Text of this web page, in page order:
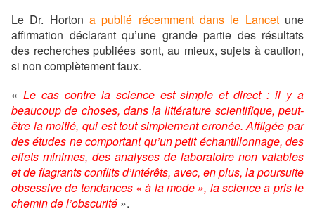
Le Dr. Horton a publié récemment dans le Lancetune
affirmation déclarant qu’une grande partie des résultats
des recherches publiées sont, au mieux, sujets à caution,
si non complètement faux.
« Le cas contre la science est simple et direct : il y a
beaucoup de choses, dans la littérature scientifique, peut-
être la moitié, qui est tout simplement erronée. Affligée par
des études ne comportant qu’un petit échantillonnage, des
effets minimes, des analyses de laboratoire non valables
et de flagrants conflits d’intérêts, avec, en plus, la poursuite
obsessive de tendances « à la mode », la science a pris le
chemin de l’obscurité ».